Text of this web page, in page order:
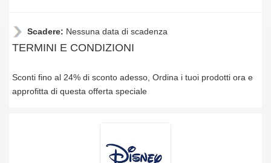
Scadere: Nessuna data di scadenza
TERMINI E CONDIZIONI
Sconti fino al 24% di sconto adesso, Ordina i tuoi prodotti ora e
approfitta di questa offerta speciale